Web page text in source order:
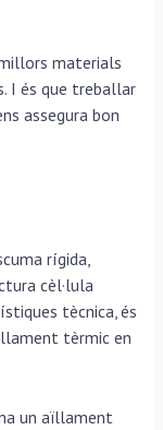
materials
I és que treballar
assegura bon
rígida,
cèl·lula
tècnica, és
tèrmic en
un aïllament